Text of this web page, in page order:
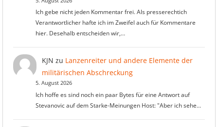
Ich gebe nicht jeden Kommentar frei. Als presserechtich
Verantwortlicher hafte ich im Zweifel auch für Kommentare
hier. Desehalb entscheiden wir,…
KJN zu Lanzenreiter und andere Elemente der
militärischen Abschreckung
5. August 2026
Ich hoffe es sind noch ein paar Bytes für eine Antwort auf
Stevanovic auf dem Starke-Meinungen Host: "Aber ich sehe…